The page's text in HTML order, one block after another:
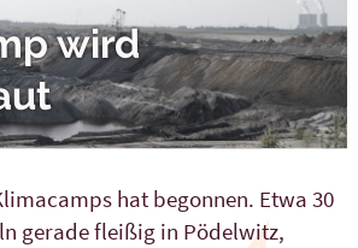
wird
hat begonnen. Etwa 30
gerade fleißig in Pödelwitz,